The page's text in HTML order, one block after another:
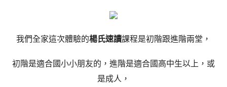
我們全家這次體驗的楊氏速讀課程是初階跟進階兩堂，
初階是適合國小小朋友的，進階是適合國高中生以上，或
是成人，